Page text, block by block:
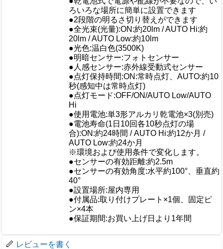
ろいろな場所に簡単に設置できます
●2段階の明るさ切り替えができます
●全光束(光量):ON:約20lm / AUTO Hi:約
20lm / AUTO Low:約10lm
●光色:温白色(3500K)
●明暗センサー:フォトセンサー
●人感センサー:赤外線受動式センサー
●点灯保持時間:ON:常時点灯、AUTO:約10
秒(感知中は常時点灯)
●点灯モード:OFF/ON/AUTO Low/AUTO
Hi
●使用電池:単3形アルカリ乾電池×3(別売)
●電池寿命(1日10回各10秒点灯の場
合):ON:約24時間 / AUTO Hi:約12か月 /
AUTO Low:約24か月
※環境および使用条件で変化します。
●センサーの有効距離:約2.5m
●センサーの有効角度:水平約100°、垂直約
40°
●設置場所:屋内専用
●付属品:取り付けプレート×1個、固定ピ
ン×4本
●保証期間:お買い上げ日より1年間
レビューを書く